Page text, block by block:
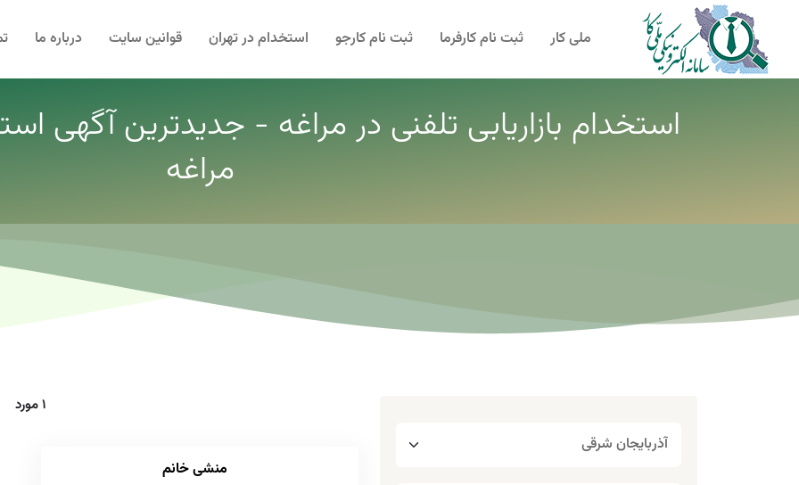
ملی کار ثبت نام کارفرما ثبت نام کارجو استخدام در تهران قوانین سایت درباره ما
استخدام بازاریابی تلفنی در مراغه - جدیدترین آگهی
مراغه
1 مورد
منشی خانم